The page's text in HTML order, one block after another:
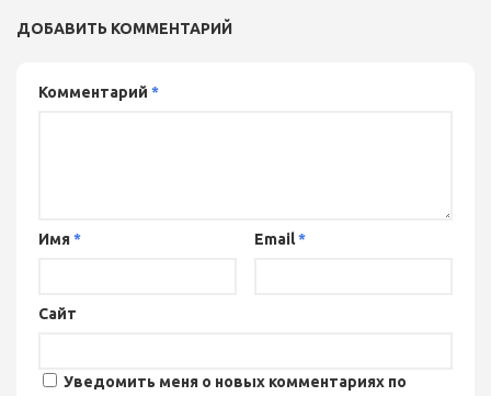
ДОБАВИТЬ КОММЕНТАРИЙ
Комментарий *
Имя* Email*
Сайт
Уведомить меня о новых комментариях по